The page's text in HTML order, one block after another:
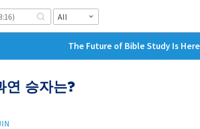
All
The Future of Bible Study Is Here
연 승자는?